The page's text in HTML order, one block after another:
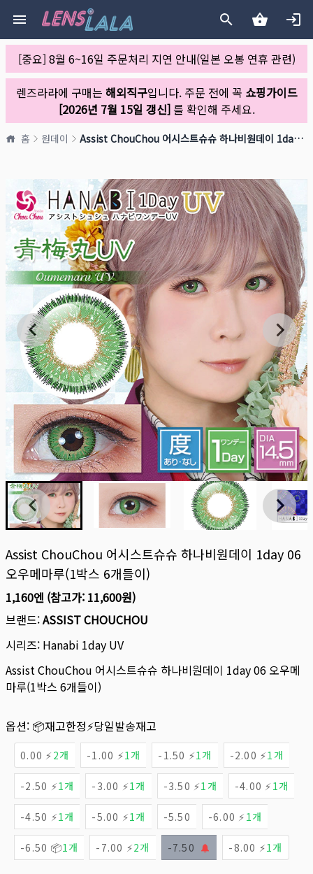
[중요] 8월 6~16일 주문처리 지연 안내(일본 오봉 연휴 관련)
렌즈라라에 구매는 해외직구입니다. 주문 전에 꼭 쇼핑가이드
[2026년 7월 15일 갱신]를 확인해 주세요.
홈 원데이 Assist ChouChou 어시스트슈슈 하나비원데이 1day 06 오우메마루(1박스 6개들이)
Assist ChouChou 어시스트슈슈 하나비원데이 1day 06
오우메마루(1박스 6개들이)
1,160엔 (참고가: 11,600원)
브랜드:ASSIST CHOUCHOU
시리즈: Hanabi 1day UV
Assist ChouChou 어시스트슈슈 하나비원데이 1day 06 오우메
마루(1박스 6개들이)
옵션: 📦재고한정⚡당일발송재고
0.00 ⚡ 2개 -1.00 ⚡1개 -1.50 ⚡1개 -2.00 ⚡1개
-2.50 ⚡1개 -3.00 ⚡1개 -3.50 ⚡1개 -4.00 ⚡ 1개
-4.50 ⚡1개 -5.00 ⚡1개 -5.50 -6.00 ⚡ 1개
-6.50 📦1개 -7.00 ⚡2개 -7.50 -8.00 ⚡1개